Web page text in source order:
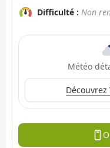
Difficulté : Non
Météo